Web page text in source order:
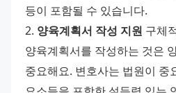
등이 포함될 수 있습니다.
2. 양육계획서 작성 지원 구체
양육계획서를 작성하는 것은
중요해요. 변호사는 법원이 중